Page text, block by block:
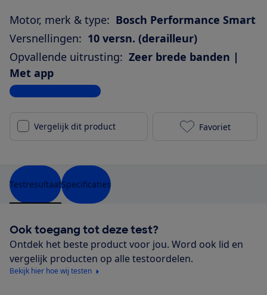
Motor, merk & type: Bosch Performance Smart
Versnellingen: 10 versn. (derailleur)
Opvallende uitrusting: Zeer brede banden |
Met app
Bekijk alle specificaties
Vergelijk dit product Trek Verve+
Favoriet
TestresultaatSpecificaties
Ook toegang tot deze test?
Ontdek het beste product voor jou. Word ook lid en
vergelijk producten op alle testoordelen.
Bekijk hier hoe wij testen